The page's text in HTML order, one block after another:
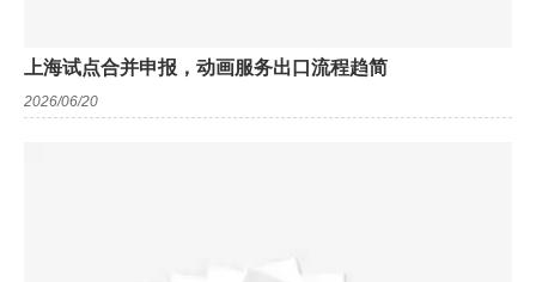
上海试点合并申报，动画服务出口流程趋简
2026/06/20